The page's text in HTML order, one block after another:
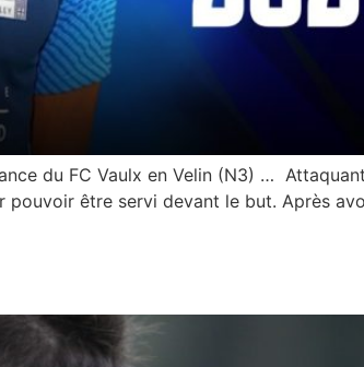
du FC Vaulx en Velin (N3) …
être servi devant le but. Après